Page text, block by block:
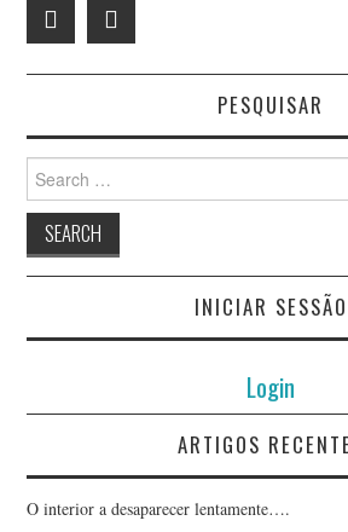
PESQUISAR
Search
for:
INICIAR SESSÃO
Login
ARTIGOS
O interior a desaparecer lentamente….